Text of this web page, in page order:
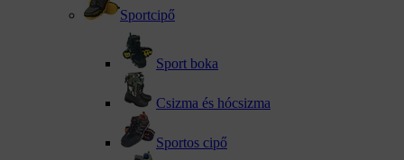
Sportcipő
Sport boka
Csizma és hócsizma
Sportos cipő